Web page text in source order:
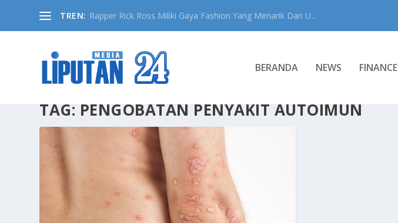
TREN: Rapper Rick Ross Miliki Gaya Fashion Yang Menarik Dan U...
BERANDA NEWS FINANCE
TAG: PENGOBATAN PENYAKIT AUTOIMUN